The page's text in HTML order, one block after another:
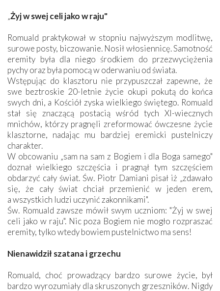
„Żyj w swej celi jako w raju"
Romuald praktykował w stopniu najwyższym modlitwę,
surowe posty, biczowanie. Nosił włosiennicę. Samotność
eremity była dla niego środkiem do przezwyciężenia
pychy oraz była pomocą w oderwaniu od świata.
Wstępując do klasztoru nie przypuszczał zapewne, że
swe beztroskie 20-letnie życie okupi pokutą do końca
swych dni, a Kościół zyska wielkiego świętego. Romuald
stał się znaczącą postacią wśród tych XI-wiecznych
mnichów, którzy pragnęli zreformować ówczesne życie
klasztorne, nadając mu bardziej eremicki pustelniczy
charakter.
W obcowaniu „sam na sam z Bogiem i dla Boga samego"
doznał wielkiego szczęścia i pragnął tym szczęściem
obdarzyć cały świat. Św. Piotr Damiani pisał iż „zdawało
się, że cały świat chciał przemienić w jeden erem,
a wszystkich ludzi uczynić zakonnikami".
Św. Romuald zawsze mówił swym uczniom: "Żyj w swej
celi jako w raju". Nic poza Bogiem nie mogło rozpraszać
eremity, tylko wtedy bowiem pustelnictwo ma sens!
Nienawidził szatana i grzechu
Romuald, choć prowadzący bardzo surowe życie, był
bardzo wyrozumiały dla skruszonych grzeszników. Nigdy